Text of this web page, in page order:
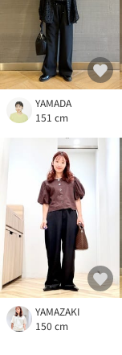
YAMADA
151 cm
YAMAZAKI
150 cm